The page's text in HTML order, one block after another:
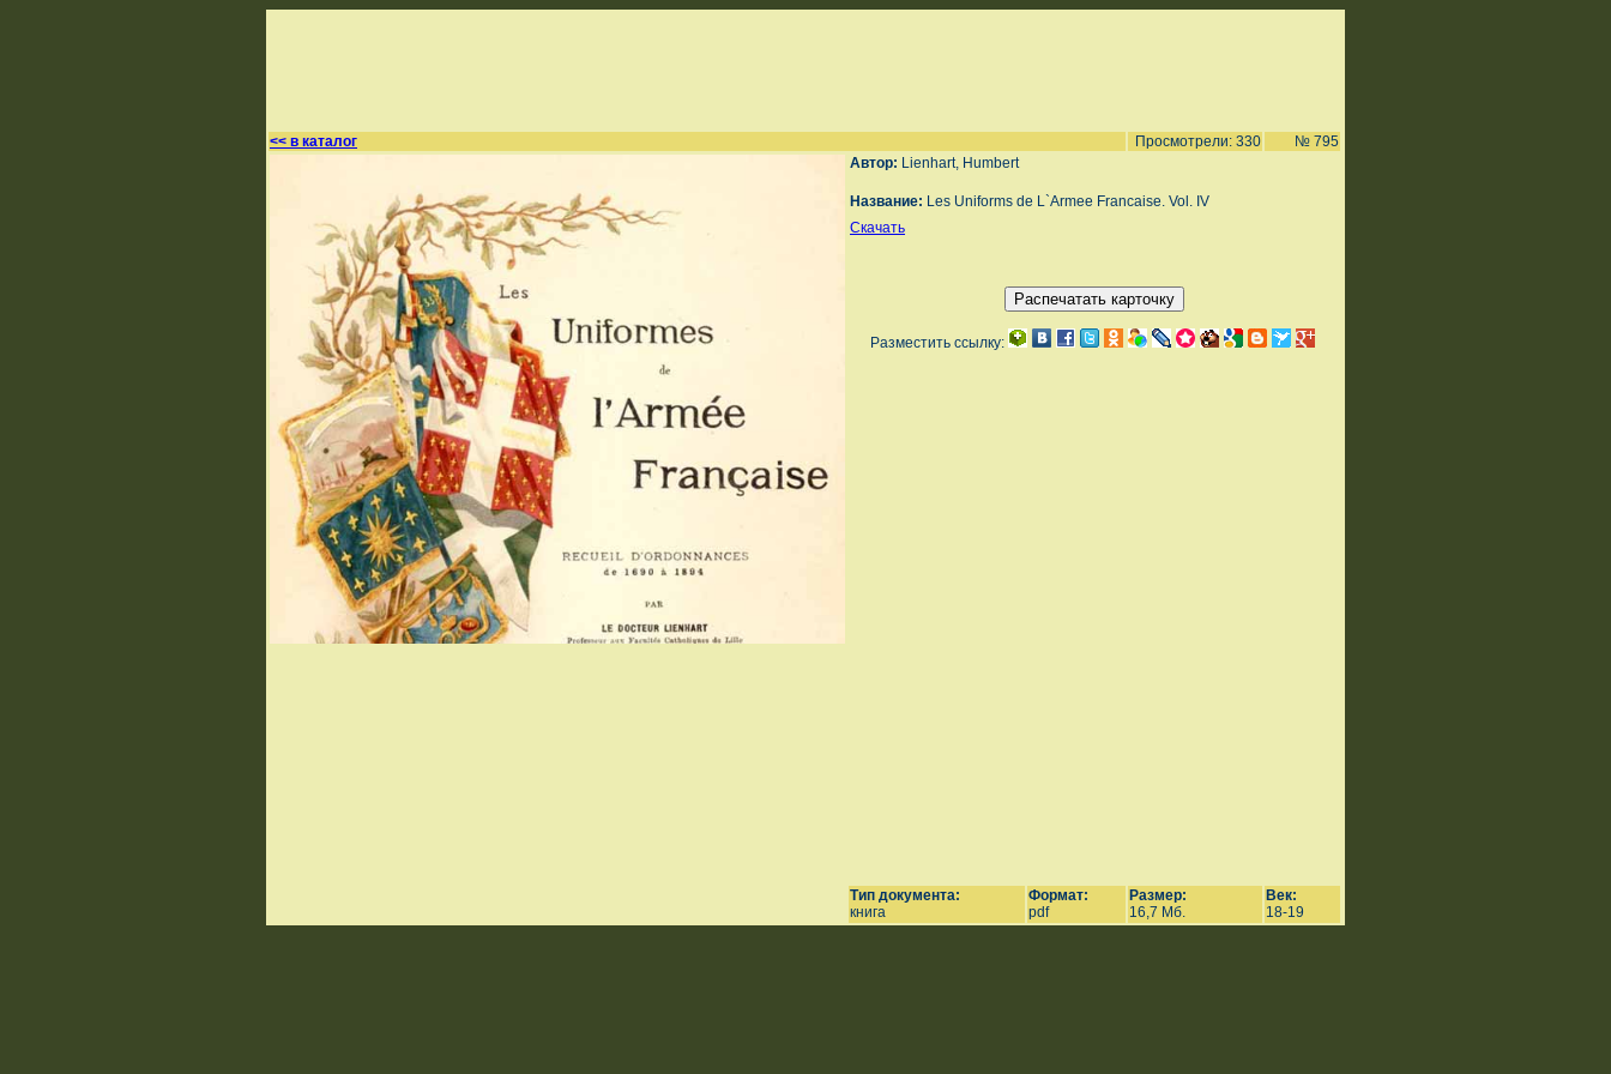
<< в каталог Просмотрели: 330
№ 795
Автор: Lienhart, Humbert
Название: Les Uniforms de L`Armee Francaise. Vol. IV
Скачать
Разместить ссылку:
Тип документа:
книга
Формат:
pdf
Размер:
16,7 Мб.
Век:
18-19